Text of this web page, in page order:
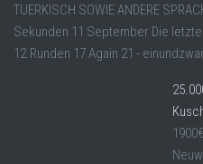
TUERKISCH SOWIE ANDERE
Sekunden 11 September Die
12.Runden 17 Again 21 -